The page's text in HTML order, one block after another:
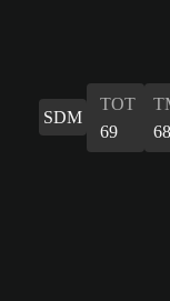
SDM
TOT
69
68